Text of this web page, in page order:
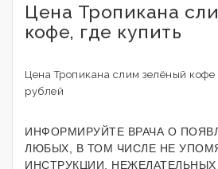
Цена Тропикана
кофе, где купить
Цена Тропикана слим зелёный кофе
рублей
ИНФОРМИРУЙТЕ ВРАЧА О
ЛЮБЫХ, В ТОМ ЧИСЛЕ НЕ
ИНСТРУКЦИИ, НЕЖЕЛАТЕЛЬНЫХ